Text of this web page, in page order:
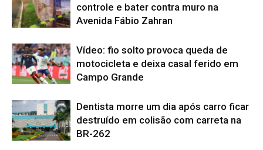
controle e bater contra muro na
Avenida Fábio Zahran
Vídeo: fio solto provoca queda de
motocicleta e deixa casal ferido em
Campo Grande
Dentista morre um dia após carro ficar
destruído em colisão com carreta na
BR-262